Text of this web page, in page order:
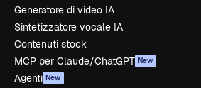
Generatore di video IA
Sintetizzatore vocale IA
Contenuti stock
MCP per Claude/ChatGPT New
Agenti New